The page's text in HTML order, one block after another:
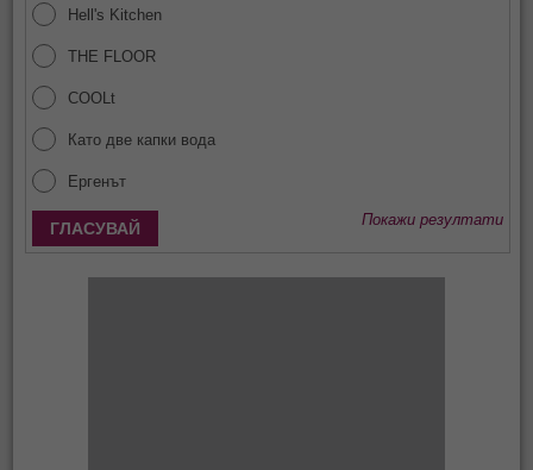
Hell's Kitchen
THE FLOOR
COOLt
Като две капки вода
Ергенът
Покажи резултати